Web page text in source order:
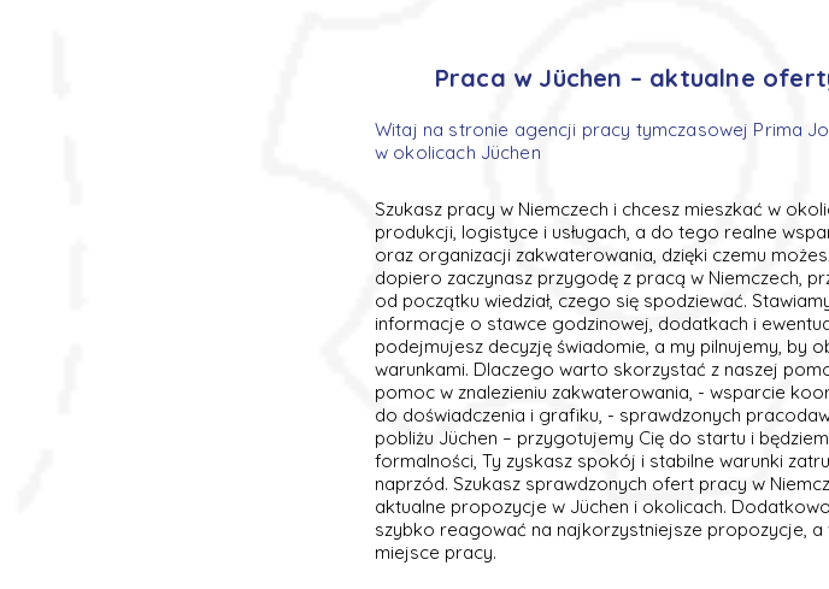
Praca w Jüchen – aktualne
Witaj na stronie agencji pracy tymczasowej Prima
w okolicach Jüchen
Szukasz pracy w Niemczech i chcesz mieszkać w
produkcji, logistyce i usługach, a do tego realne
oraz organizacji zakwaterowania, dzięki czemu
dopiero zaczynasz przygodę z pracą w Niemczech,
od początku wiedział, czego się spodziewać.
informacje o stawce godzinowej, dodatkach i
podejmujesz decyzję świadomie, a my pilnujemy, by
warunkami. Dlaczego warto skorzystać z naszej
pomoc w znalezieniu zakwaterowania, - wsparcie
do doświadczenia i grafiku, - sprawdzonych
pobliżu Jüchen – przygotujemy Cię do startu i
formalności, Ty zyskasz spokój i stabilne warunki
naprzód. Szukasz sprawdzonych ofert pracy w
aktualne propozycje w Jüchen i okolicach.
szybko reagować na najkorzystniejsze propozycje,
miejsce pracy.